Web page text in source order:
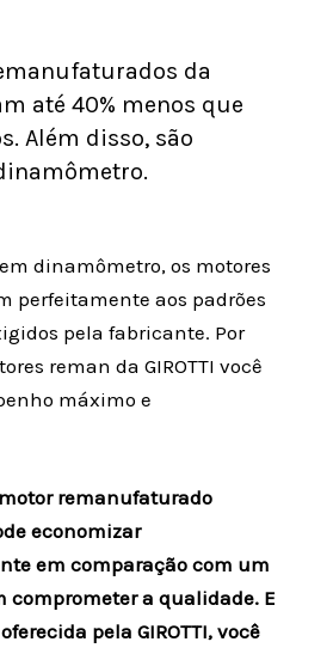
da
até 40% menos que
Além disso, são
dinamômetro, os motores
perfeitamente aos padrões
pela fabricante. Por
reman da GIROTTI você
máximo e
remanufaturado
economizar
em comparação com um
comprometer a qualidade. E
pela GIROTTI, você